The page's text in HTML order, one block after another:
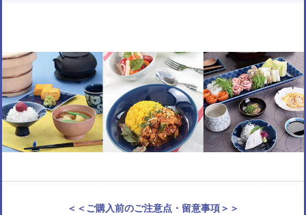
＜＜ご購入前のご注意点・留意事項＞＞